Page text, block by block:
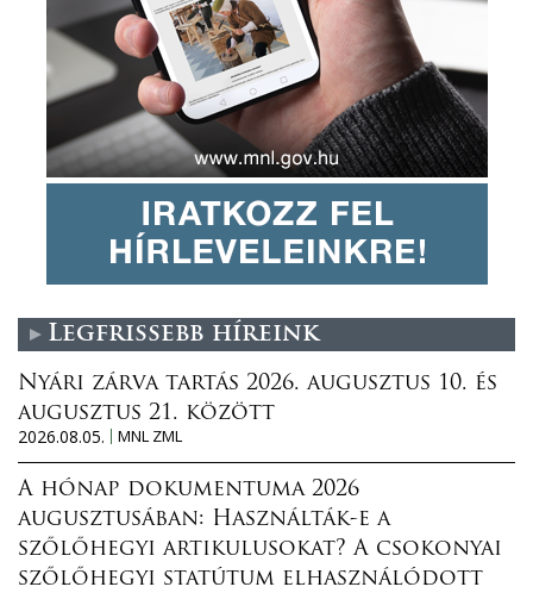
Legfrissebb híreink
Nyári zárva tartás 2026. augusztus 10. és
augusztus 21. között
2026.08.05.
MNL ZML
A hónap dokumentuma 2026
augusztusában: Használták-e a
szőlőhegyi artikulusokat? A csokonyai
szőlőhegyi statútum elhasználódott